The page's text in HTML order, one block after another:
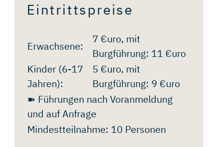
Eintrittspreise
Erwachsene:
7 €uro, mit
Burgführung: 11 €uro
Kinder (6-17
Jahren):
5 €uro, mit
Burgführung: 9 €uro
➽ Führungen nach Voranmeldung
und auf Anfrage
Mindestteilnahme: 10 Personen